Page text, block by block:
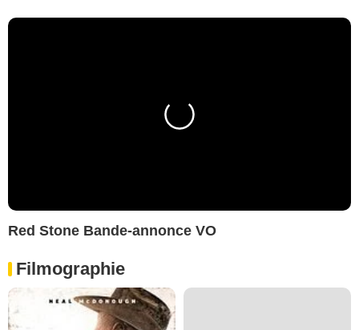
Red Stone Bande-annonce VO
Filmographie